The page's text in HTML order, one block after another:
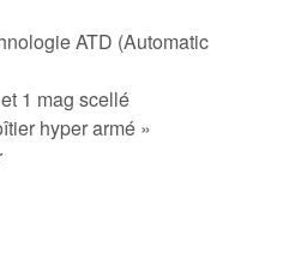
ATD (Automatic
1 mag scellé
hyper armé »